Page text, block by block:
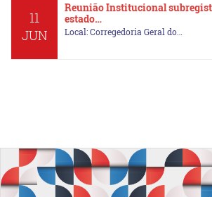
11
JUN
Reunião Institucional
estado…
Local: Corregedoria Geral do…